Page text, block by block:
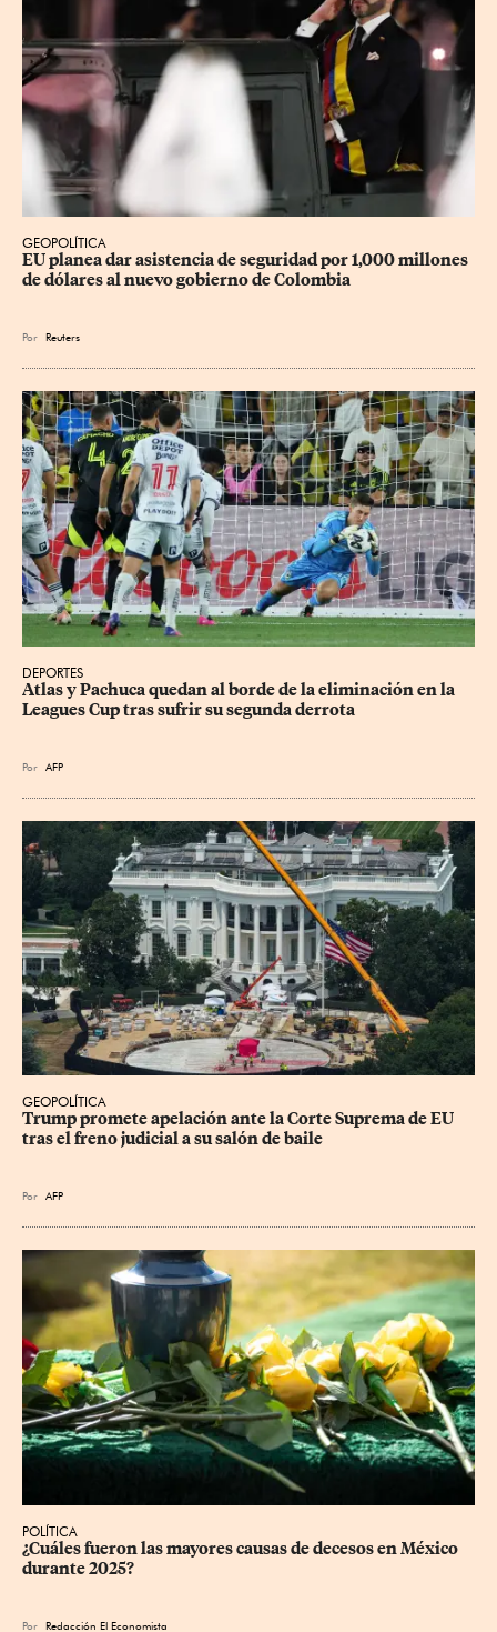
GEOPOLÍTICA
EU planea dar asistencia de seguridad por 1,000 millones
de dólares al nuevo gobierno de Colombia
Por Reuters
DEPORTES
Atlas y Pachuca quedan al borde de la eliminación en la
Leagues Cup tras sufrir su segunda derrota
Por AFP
GEOPOLÍTICA
Trump promete apelación ante la Corte Suprema de EU
tras el freno judicial a su salón de baile
Por AFP
POLÍTICA
¿Cuáles fueron las mayores causas de decesos en México
durante 2025?
Por Redacción El Economista